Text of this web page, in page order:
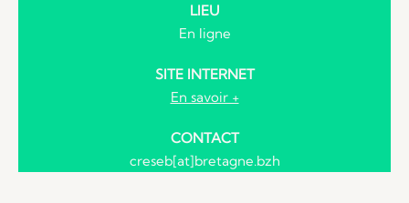
LIEU
En ligne
SITE INTERNET
En savoir +
CONTACT
creseb[at]bretagne.bzh